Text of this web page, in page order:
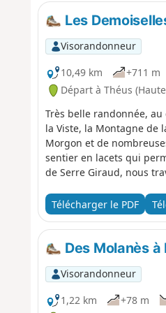
Les
Visorandonneur
10,49 km
+711 m
Départ à Théus
Très belle randonnée,
la Viste, la Montagne de
Morgon et de
sentier en lacets qui
de Serre Giraud, nous
Coiffées de Théus. La
descente vers Remollon
vergers. La randonnée
Télécharger le PDF
Des Molanès
Visorandonneur
1,22 km
+78 m